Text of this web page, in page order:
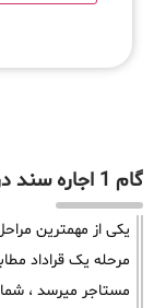
گام 1 اجاره سند در رازقان (عقد قرارداد)
یکی از مهمترین
مرحله یک قراداد
مستاجر میرسد ، شما